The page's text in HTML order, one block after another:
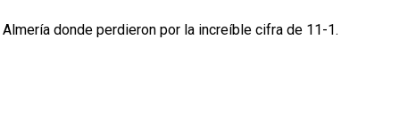
donde perdieron por la increíble cifra de 11-1.